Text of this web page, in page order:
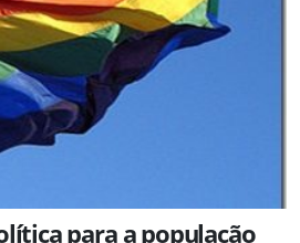
para a população